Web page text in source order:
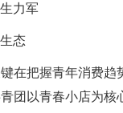
力军
态
把握青年消费趋
团以青春小店为核